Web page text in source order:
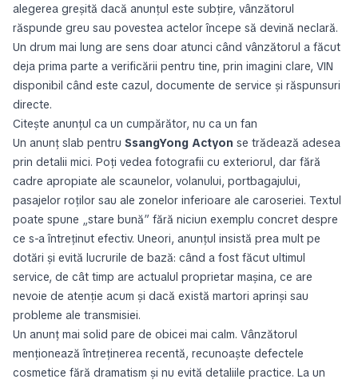
alegerea greșită dacă anunțul este subțire, vânzătorul
răspunde greu sau povestea actelor începe să devină neclară.
Un drum mai lung are sens doar atunci când vânzătorul a făcut
deja prima parte a verificării pentru tine, prin imagini clare, VIN
disponibil când este cazul, documente de service și răspunsuri
directe.
Citește anunțul ca un cumpărător, nu ca un fan
Un anunț slab pentru SsangYong Actyon se trădează adesea
prin detalii mici. Poți vedea fotografii cu exteriorul, dar fără
cadre apropiate ale scaunelor, volanului, portbagajului,
pasajelor roților sau ale zonelor inferioare ale caroseriei. Textul
poate spune „stare bună” fără niciun exemplu concret despre
ce s-a întreținut efectiv. Uneori, anunțul insistă prea mult pe
dotări și evită lucrurile de bază: când a fost făcut ultimul
service, de cât timp are actualul proprietar mașina, ce are
nevoie de atenție acum și dacă există martori aprinși sau
probleme ale transmisiei.
Un anunț mai solid pare de obicei mai calm. Vânzătorul
menționează întreținerea recentă, recunoaște defectele
cosmetice fără dramatism și nu evită detaliile practice. La un